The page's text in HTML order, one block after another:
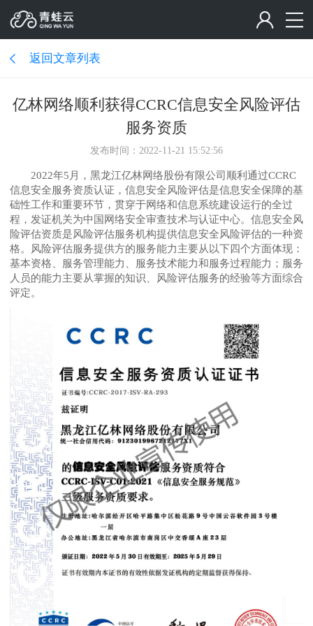
返回文章列表
亿林网络顺利获得CCRC信息安全风险评估
服务资质
发布时间：2022-11-21 15:52:56
2022年5月，黑龙江亿林网络股份有限公司顺利通过CCRC
信息安全服务资质认证，信息安全风险评估是信息安全保障的基
础性工作和重要环节，贯穿于网络和信息系统建设运行的全过
程，发证机关为中国网络安全审查技术与认证中心。信息安全风
险评估资质是风险评估服务机构提供信息安全风险评估的一种资
格。风险评估服务提供方的服务能力主要从以下四个方面体现：
基本资格、服务管理能力、服务技术能力和服务过程能力；服务
人员的能力主要从掌握的知识、风险评估服务的经验等方面综合
评定。